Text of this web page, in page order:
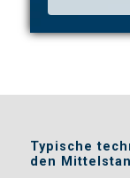
Typische
den